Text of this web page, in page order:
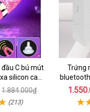
C bú mút
silicon cao
điểm G
1.884.000₫
(213)
Trứng